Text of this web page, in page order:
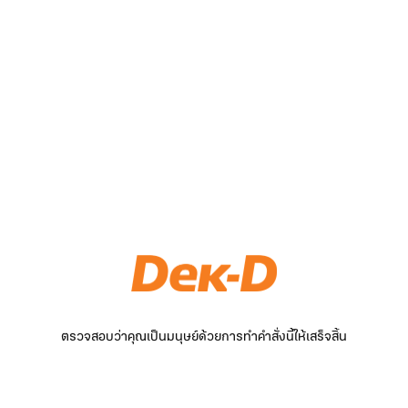
ตรวจสอบว่าคุณเป็นมนุษย์ด้วยการทำคำสั่งนี้ให้เสร็จสิ้น